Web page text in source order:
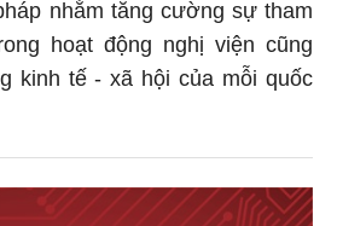
nhằm tăng cường sự tham
hoạt động nghị viện cũng
kinh tế - xã hội của mỗi quốc